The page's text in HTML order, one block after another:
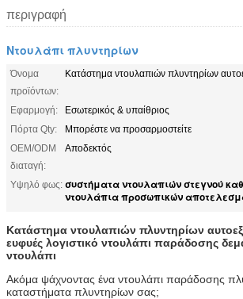
περιγραφή
Ντουλάπι πλυντηρίων
Όνομα
προϊόντων:
Κατάστημα ντουλαπιών πλυντηρίων
Εφαρμογή:
Εσωτερικός & υπαίθριος
Πόρτα Qty:
Μπορέστε να προσαρμοστείτε
OEM/ODM
διαταγή:
Αποδεκτός
Υψηλό φως: συστήματα ντουλαπιών στεγνού
ντουλάπια προσωπικών
Κατάστημα ντουλαπιών πλυντηρίων
ευφυές λογιστικό ντουλάπι παράδοσης
ντουλάπι
Ακόμα ψάχνοντας ένα ντουλάπι παράδοσης
καταστήματα πλυντηρίων σας;